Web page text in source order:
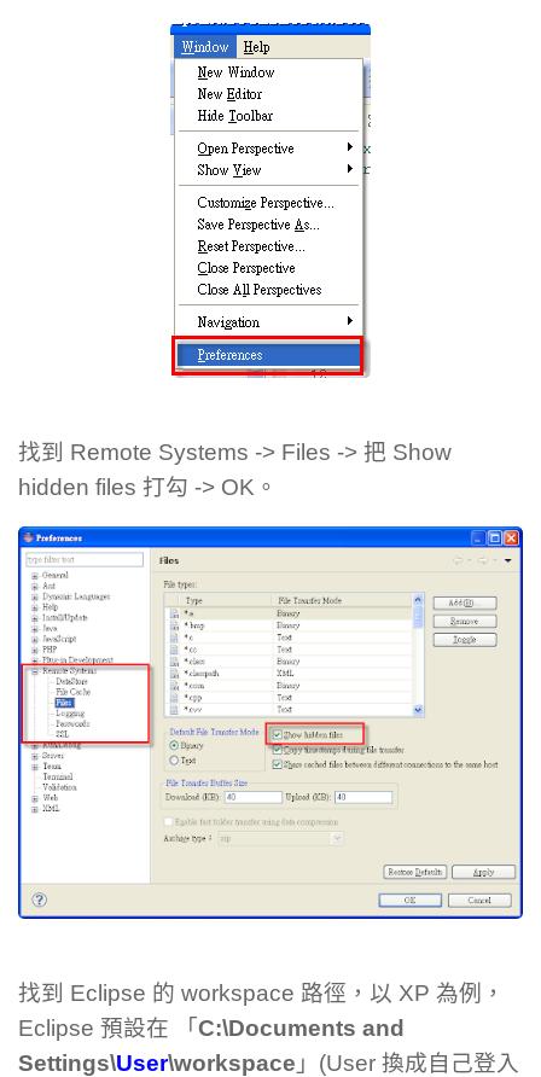
找到 Remote Systems -> Files -> 把 Show
hidden files 打勾 -> OK。
找到 Eclipse 的 workspace 路徑，以 XP 為例，
Eclipse 預設在 「C:\Documents and
Settings\User\workspace 」(User 換成自己登入